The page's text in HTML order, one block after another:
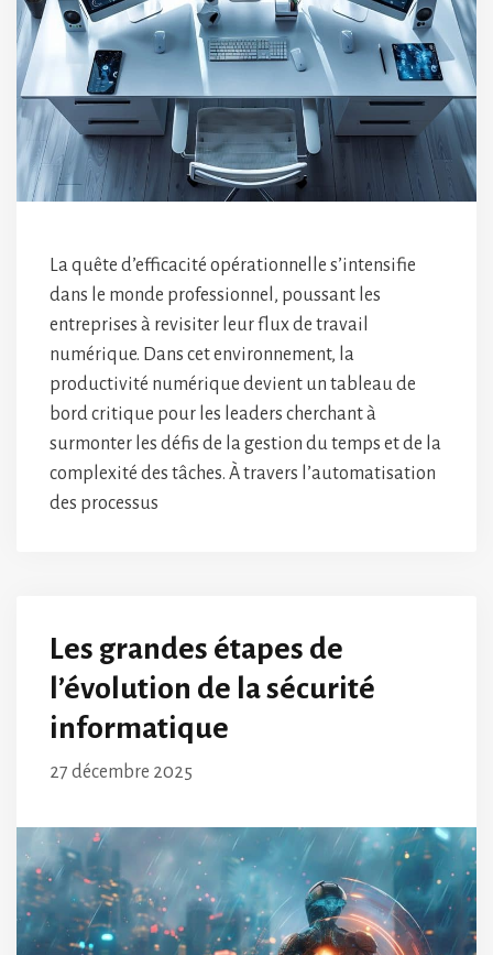
La quête d’efficacité opérationnelle s’intensifie
dans le monde professionnel, poussant les
entreprises à revisiter leur flux de travail
numérique. Dans cet environnement, la
productivité numérique devient un tableau de
bord critique pour les leaders cherchant à
surmonter les défis de la gestion du temps et de la
complexité des tâches. À travers l’automatisation
des processus
Les grandes étapes de
l’évolution de la sécurité
informatique
27 décembre 2025